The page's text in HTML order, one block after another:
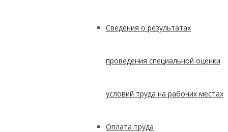
Сведения о результатах
проведения специальной оценки
условий труда на рабочих местах
Оплата труда